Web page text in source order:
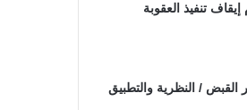
إيقاف تنفيذ العقوبة
القبض / النظرية والتطبيق